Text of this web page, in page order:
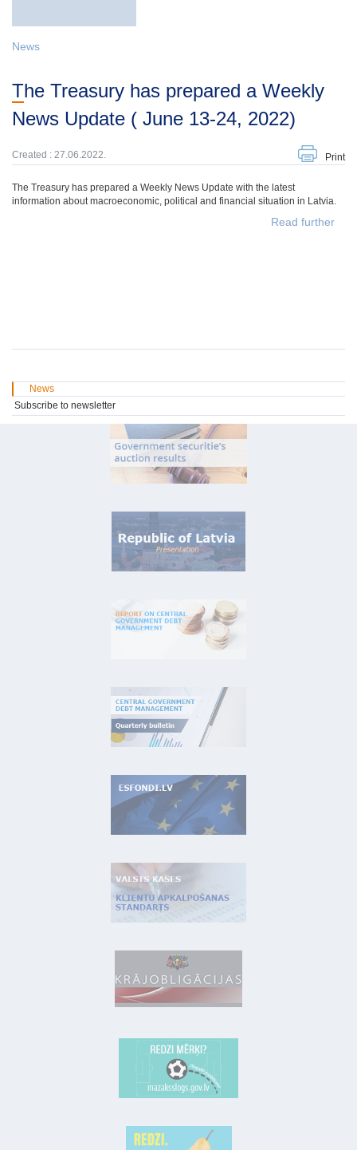
News
The Treasury has prepared a Weekly
News Update ( June 13-24, 2022)
Created : 27.06.2022. Print
The Treasury has prepared a Weekly News Update with the latest
information about macroeconomic, political and financial situation in Latvia.
Read further
News
Subscribe to newsletter